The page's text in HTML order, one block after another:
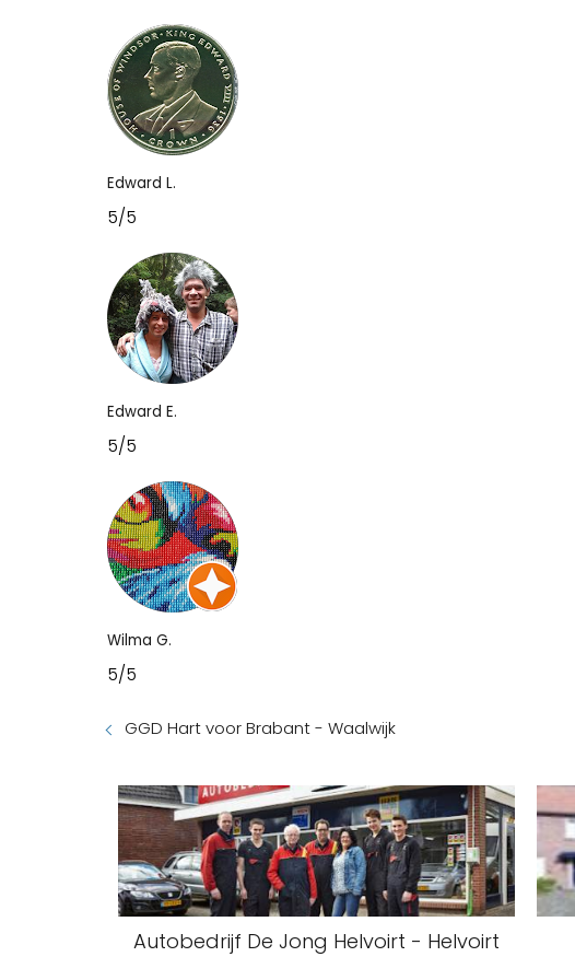
Edward L.
5/5
Edward E.
5/5
Wilma G.
5/5
GGD Hart voor Brabant - Waalwijk
Autobedrijf De Jong Helvoirt - Helvoirt